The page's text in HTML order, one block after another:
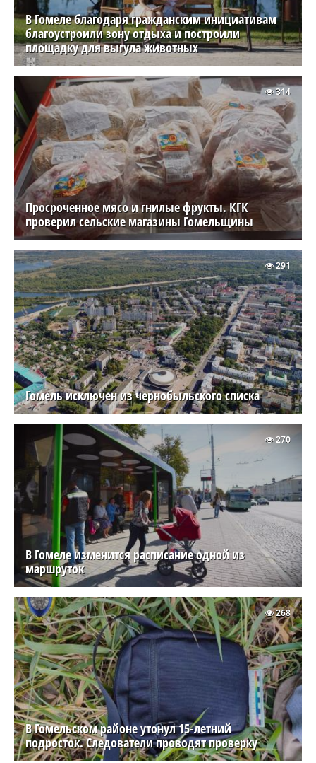
В Гомеле благодаря гражданским инициативам
благоустроили зону отдыха и построили
площадку для выгула животных
Просроченное мясо и гнилые фрукты. КГК
проверил сельские магазины Гомельщины
314
Гомель исключен из чернобыльского списка
291
В Гомеле изменится расписание одной из
маршруток
270
В Гомельском районе утонул 15-летний
подросток. Следователи проводят проверку
268